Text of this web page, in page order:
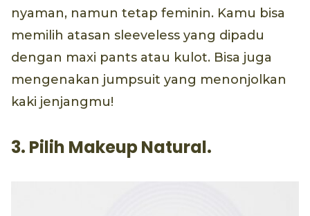
nyaman, namun tetap feminin. Kamu bisa
memilih atasan sleeveless yang dipadu
dengan maxi pants atau kulot. Bisa juga
mengenakan jumpsuit yang menonjolkan
kaki jenjangmu!
3. Pilih Makeup Natural.